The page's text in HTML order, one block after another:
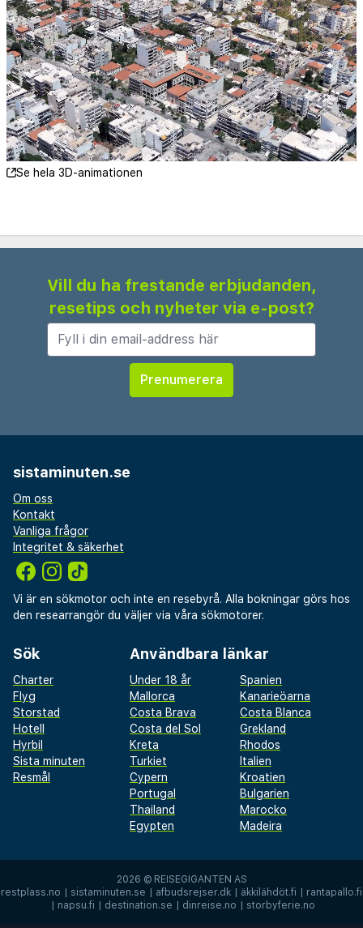
Se hela 3D-animationen
Vill du ha frestande erbjudanden,
resetips och nyheter via e-post?
sistaminuten.se
Om oss
Kontakt
Vanliga frågor
Integritet & säkerhet
Vi är en sökmotor och inte en resebyrå. Alla bokningar görs hos
den researrangör du väljer via våra sökmotorer.
Sök
Charter
Flyg
Storstad
Hotell
Hyrbil
Sista minuten
Resmål
Användbara länkar
Under 18 år
Spanien
Mallorca
Kanarieöarna
Costa Brava
Costa Blanca
Costa del Sol
Grekland
Kreta
Rhodos
Turkiet
Italien
Cypern
Kroatien
Portugal
Bulgarien
Thailand
Marocko
Egypten
Madeira
2026 © REISEGIGANTEN AS
restplass.no
sistaminuten.se afbudsrejser.dk äkkilähdöt.fi
rantapallo.fi
napsu.fi destination.se dinreise.no storbyferie.no